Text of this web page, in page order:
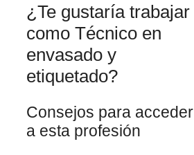
¿Te gustaría trabajar
como Técnico en
envasado y
etiquetado?
Consejos para acceder
a esta profesión